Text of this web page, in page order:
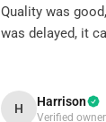
Quality was
was delayed, it
H Harrison
Verified owner